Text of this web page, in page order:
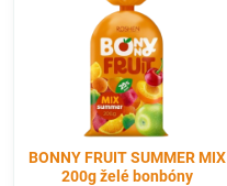
BONNY FRUIT SUMMER MIX
200g želé bonbóny